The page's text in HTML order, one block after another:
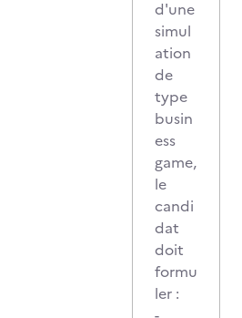
d'une
simul
ation
de
type
busin
ess
game,
le
candi
dat
doit
formu
ler :